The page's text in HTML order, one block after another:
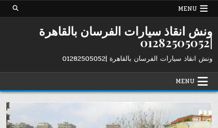
Skip
MENU
ونش انقاذ سيارات الفرسان بالقاهرة
|01282505052
ونش انقاذ سيارات الفرسان بالقاهرة |01282505052
MENU